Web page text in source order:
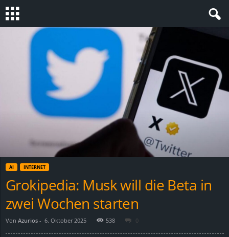
AI INTERNET
Grokipedia: Musk will die Beta in
zwei Wochen starten
Von Azurios - 6. Oktober 2025 538 0